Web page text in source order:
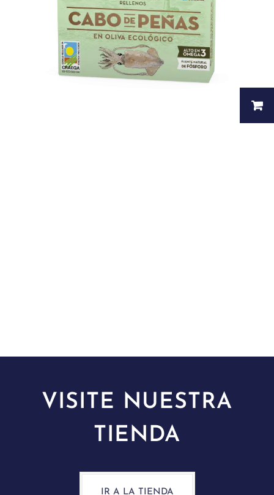
VISITE NUESTRA
TIENDA
IR A LA TIENDA